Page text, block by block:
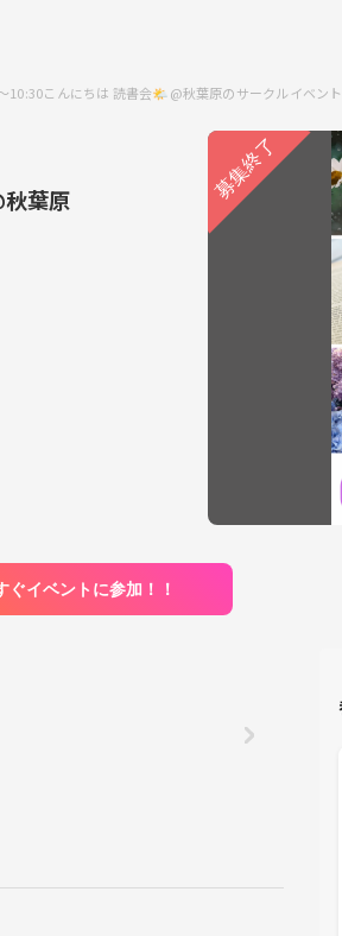
10:30こんにちは 読書会🌤@秋葉原のサークルイベント
葉原
ぐイベントに参加！！